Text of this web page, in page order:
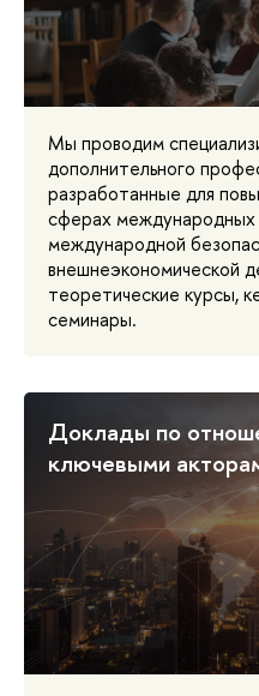
Мы проводим
дополнительного
разработанные для
сферах
международной
внешнеэкономической
теоретические курсы,
семинары.
Доклады по
ключевыми